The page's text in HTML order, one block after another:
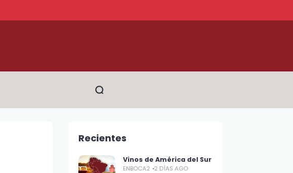
Recientes
Vinos de América del Sur
ENBOCA2 2 DÍAS AGO